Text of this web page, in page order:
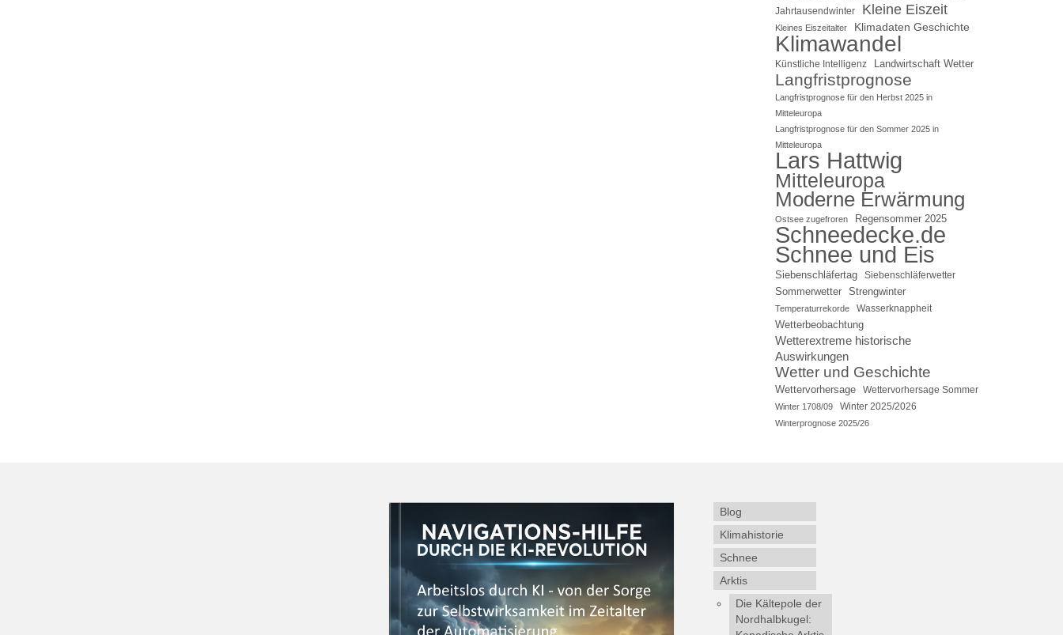
Jahrtausendwinter Kleine Eiszeit
Kleines Eiszeitalter Klimadaten Geschichte
Klimawandel
Künstliche Intelligenz Landwirtschaft Wetter
Langfristprognose
Langfristprognose für den Herbst 2025 in
Mitteleuropa
Langfristprognose für den Sommer 2025 in
Mitteleuropa
Lars Hattwig
Mitteleuropa
Moderne Erwärmung
Ostsee zugefroren Regensommer 2025
Schneedecke.de
Schnee und Eis
Siebenschläfertag Siebenschläferwetter
Sommerwetter Strengwinter
Temperaturrekorde Wasserknappheit
Wetterbeobachtung
Wetterextreme historische
Auswirkungen
Wetter und Geschichte
Wettervorhersage Wettervorhersage Sommer
Winter 1708/09 Winter 2025/2026
Winterprognose 2025/26
Blog
Klimahistorie
Schnee
Arktis
Die Kältepole der
Nordhalbkugel: